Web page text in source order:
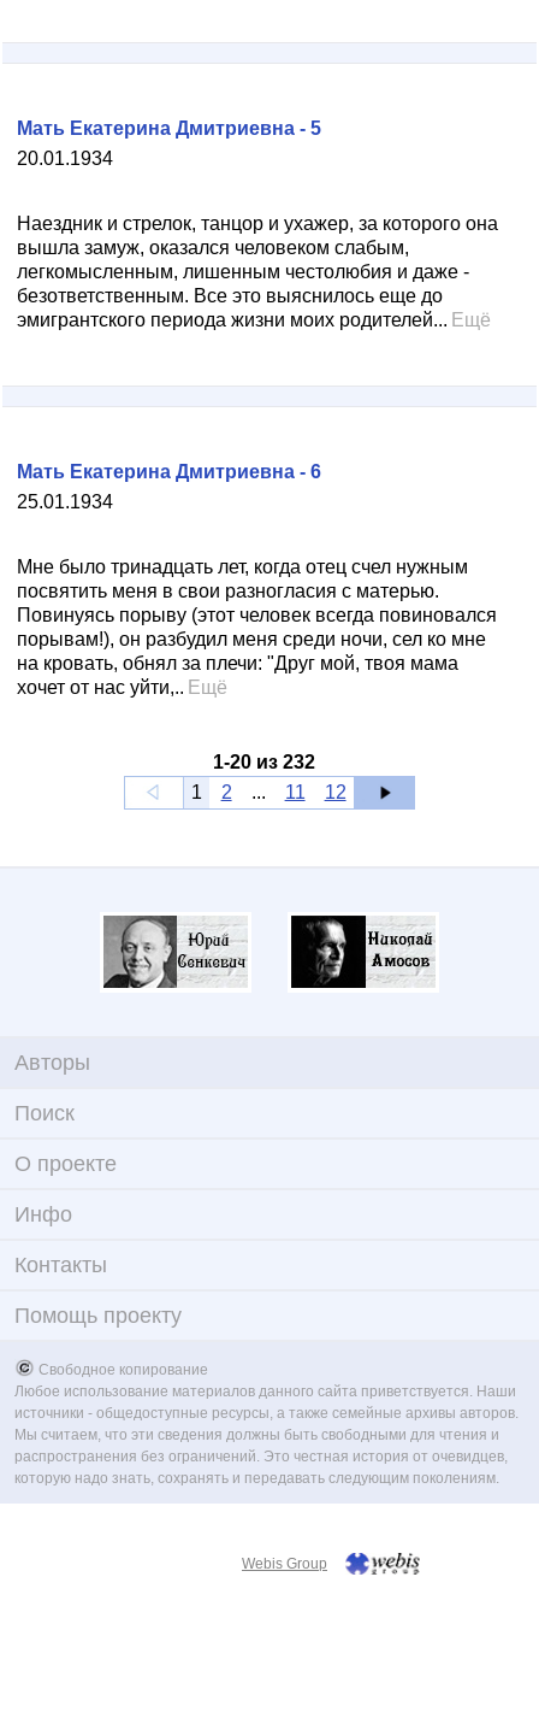
20.01.1934
Мать Екатерина Дмитриевна - 5
Наездник и стрелок, танцор и ухажер, за которого она
вышла замуж, оказался человеком слабым,
легкомысленным, лишенным честолюбия и даже -
безответственным. Все это выяснилось еще до
эмигрантского периода жизни моих родителей... Ещё
25.01.1934
Мать Екатерина Дмитриевна - 6
Мне было тринадцать лет, когда отец счел нужным
посвятить меня в свои разногласия с матерью.
Повинуясь порыву (этот человек всегда повиновался
порывам!), он разбудил меня среди ночи, сел ко мне
на кровать, обнял за плечи: "Друг мой, твоя мама
хочет от нас уйти,.. Ещё
1-20из 232
1
2 ... 11 12
Авторы
Поиск
О проекте
Инфо
Контакты
Помощь проекту
Свободное копирование
Любое использование материалов данного сайта приветствуется. Наши
источники - общедоступные ресурсы, а также семейные архивы авторов.
Мы считаем, что эти сведения должны быть свободными для чтения и
распространения без ограничений. Это честная история от очевидцев,
которую надо знать, сохранять и передавать следующим поколениям.
Webis Group